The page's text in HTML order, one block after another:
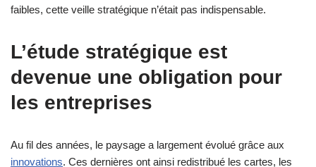
faibles, cette veille stratégique n’était pas indispensable.
L’étude stratégique est
devenue une obligation pour
les entreprises
Au fil des années, le paysage a largement évolué grâce aux
innovations. Ces dernières ont ainsi redistribué les cartes, les